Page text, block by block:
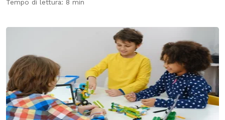
Tempo di lettura: 8 min